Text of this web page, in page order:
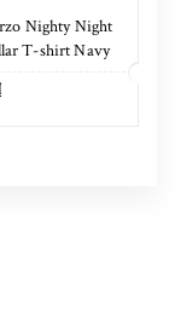
Nighty Night
T-shirt Navy